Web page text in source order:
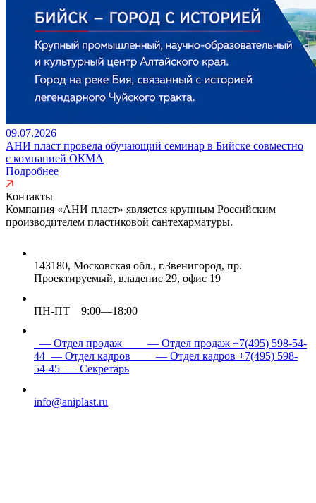
09.07.2026
АНИ пласт провела обучающий семинар в Бийске совместно
с компанией ОКМА
Подробнее
Контакты
Компания «АНИ пласт» является крупным Российским
производителем пластиковой сантехарматуры.
143180, Московская обл., г.Звенигород, пр.
Проектируемый, владение 29, офис 19
ПН-ПТ 9:00—18:00
— Отдел продаж — Отдел продаж +7(495) 598-54-
44 — Отдел кадров — Отдел кадров +7(495) 598-
54-45 — Секретарь
info@aniplast.ru